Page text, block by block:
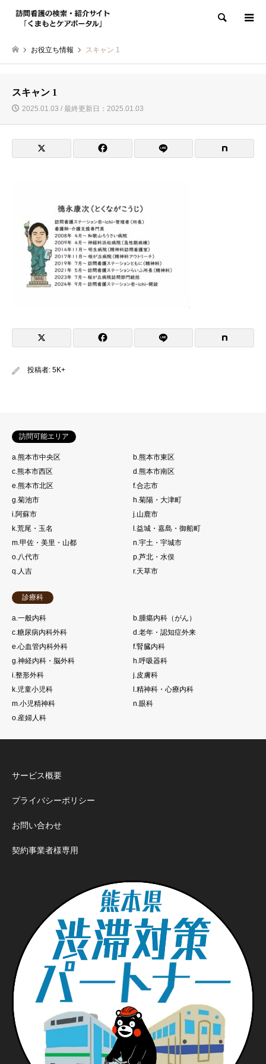
検索
お役立ち情報 スキャン 1
スキャン 1
2025.01.03 / 最終更新日：2025.01.03
投稿者: 5K+
訪問可能エリア
a.熊本市中央区
b.熊本市東区
c.熊本市西区
d.熊本市南区
e.熊本市北区
f.合志市
g.菊池市
h.菊陽・大津町
i.阿蘇市
j.山鹿市
k.荒尾・玉名
l.益城・嘉島・御船町
m.甲佐・美里・山都
n.宇土・宇城市
o.八代市
p.芦北・水俣
q.人吉
r.天草市
診療科
a.一般内科
b.腫瘍内科（がん）
c.糖尿病内科外科
d.老年・認知症外来
e.心血管内科外科
f.腎臓内科
g.神経内科・脳外科
h.呼吸器科
i.整形外科
j.皮膚科
k.児童小児科
l.精神科・心療内科
m.小児精神科
n.眼科
o.産婦人科
サービス概要
プライバシーポリシー
お問い合わせ
契約事業者様専用